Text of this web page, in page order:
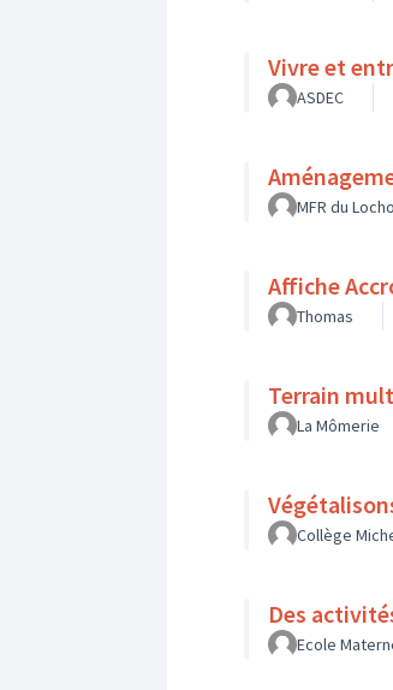
Vivre et
ASDEC
MFR du
Thomas
Terrain
La Mômerie
Collège
Des
Ecole